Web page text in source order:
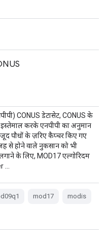
CONUS डेटासेट, CONUS के
करके एनपीपी का अनुमान
पौधों के ज़रिए कैप्चर किए गए
से होने वाले नुकसान को भी
के लिए, MOD17 एल्गोरिदम
…
mod17 modis